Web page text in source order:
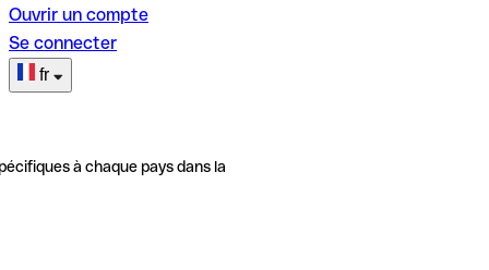
Ouvrir un compte
Se connecter
fr
à chaque pays dans la